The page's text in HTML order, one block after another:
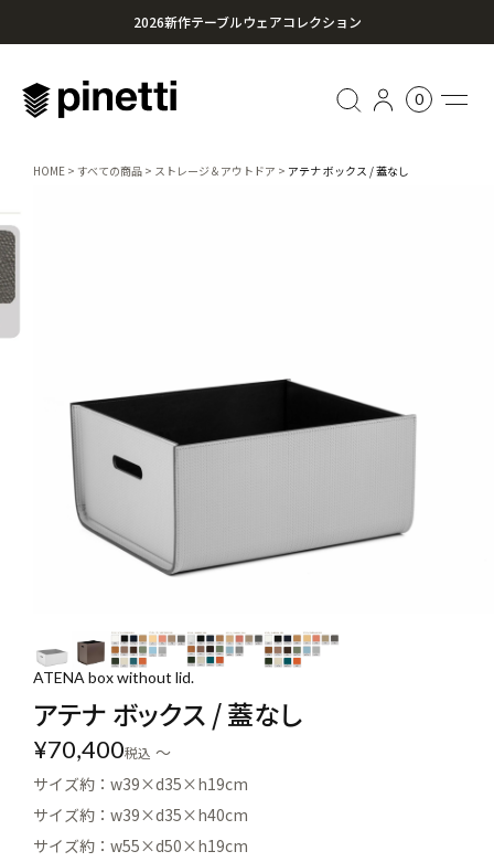
2026新作テーブルウェアコレクション
¥20,000円以上のお買い上げで送料無料
0
HOME すべての商品 ストレージ＆アウトドア アテナ ボックス / 蓋なし
ATENA box without lid.
アテナ ボックス / 蓋なし
¥70,400税込 〜
サイズ約：w39×d35×h19cm
サイズ約：w39×d35×h40cm
サイズ約：w55×d50×h19cm